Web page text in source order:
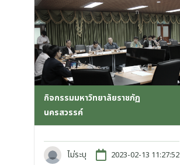
กิจกรรมมหาวิทยาลัยราชภัฏ
นครสวรรค์
ไม่ระบุ 2023-02-13 11:27:52